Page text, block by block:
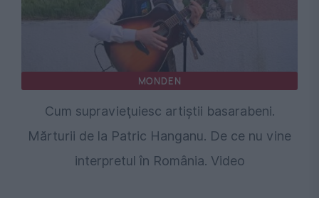
MONDEN
Cum supravieţuiesc artiştii basarabeni.
Mărturii de la Patric Hanganu. De ce nu vine
interpretul în România. Video